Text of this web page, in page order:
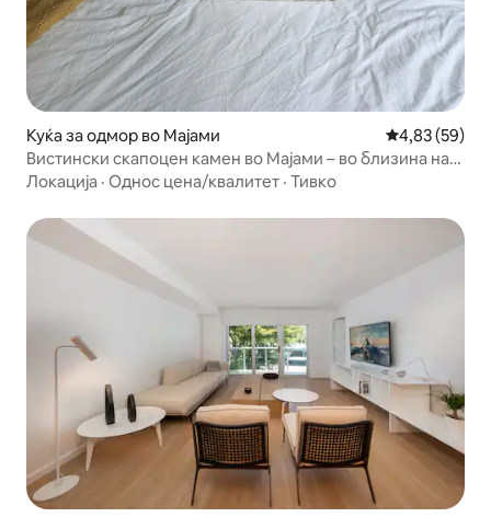
Куќа за одмор во Мајами Просечна
4,83 (59)
Вистински скапоцен камен во Мајами – во близина на
плажи, приватен паркинг
Локација · Однос цена/квалитет · Тивко